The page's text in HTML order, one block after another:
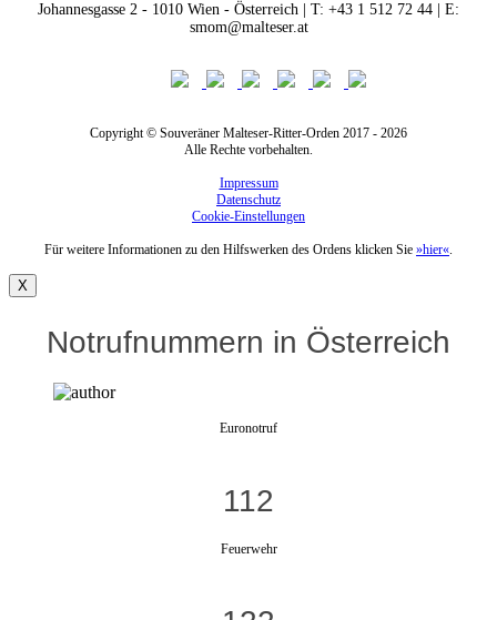
Johannesgasse 2 - 1010 Wien - Österreich | T: +43 1 512 72 44 | E:
smom@malteser.at
Copyright © Souveräner Malteser-Ritter-Orden 2017 - 2026
Alle Rechte vorbehalten.
Impressum
Datenschutz
Cookie-Einstellungen
Für weitere Informationen zu den Hilfswerken des Ordens klicken Sie »hier«.
X
Notrufnummern in Österreich
Euronotruf
112
Feuerwehr